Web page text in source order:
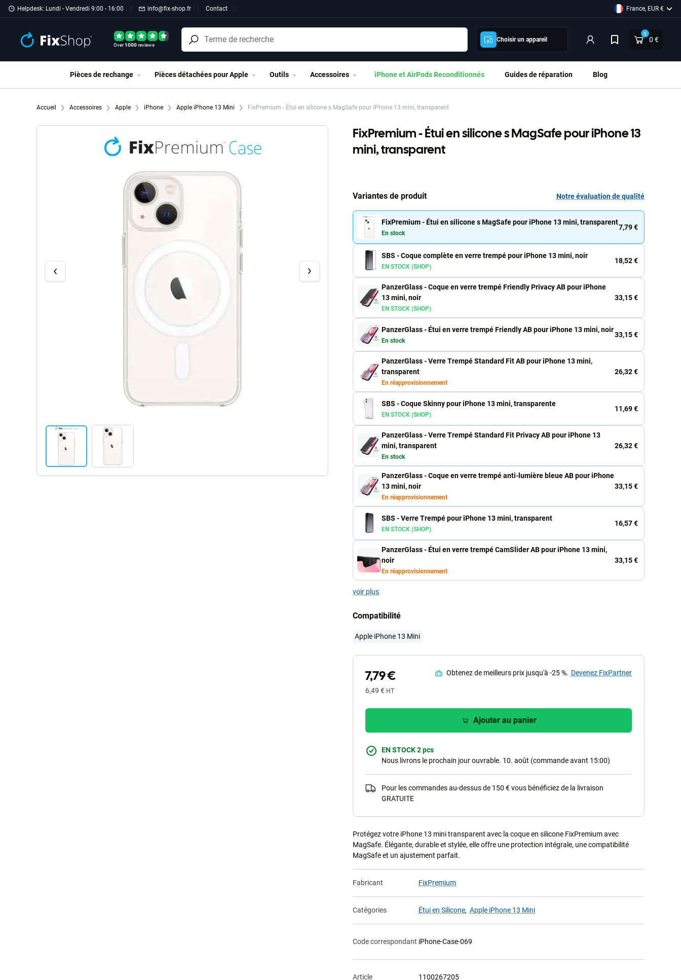
Passer au contenu principal
Helpdesk: Lundi - Vendredi 9:00 - 16:00 info@fix-shop.fr Contact France, EUR €
Over1000reviews
Choisir un appareil
0
0 €
Pièces de rechange Pièces détachées pour Apple Outils Accessoires iPhone et AirPods Reconditionnés Guides de réparation Blog
Accueil Accessoires Apple iPhone Apple iPhone 13 Mini FixPremium - Étui en silicone s MagSafe pour iPhone 13 mini, transparent
FixPremium - Étui en silicone s MagSafe pour iPhone 13
mini, transparent
Variantes de produit Notre évaluation de qualité
SBS - Coque complète en verre trempé pour iPhone 13 mini, noir
EN STOCK (SHOP)
18,52 €
PanzerGlass - Coque en verre trempé Friendly Privacy AB pour iPhone
13 mini, noir
EN STOCK (SHOP)
33,15 €
PanzerGlass - Étui en verre trempé Friendly AB pour iPhone 13 mini, noir
En stock
33,15 €
PanzerGlass - Verre Trempé Standard Fit AB pour iPhone 13 mini,
transparent
En réapprovisionnement
26,32 €
SBS - Coque Skinny pour iPhone 13 mini, transparente
EN STOCK (SHOP)
11,69 €
PanzerGlass - Verre Trempé Standard Fit Privacy AB pour iPhone 13
mini, transparent
En stock
26,32 €
PanzerGlass - Coque en verre trempé anti-lumière bleue AB pour iPhone
13 mini, noir
En réapprovisionnement
33,15 €
SBS - Verre Trempé pour iPhone 13 mini, transparent
EN STOCK (SHOP)
16,57 €
PanzerGlass - Étui en verre trempé CamSlider AB pour iPhone 13 mini,
noir
En réapprovisionnement
33,15 €
FixPremium - Étui en silicone s MagSafe pour iPhone 13 mini, transparent
En stock
7,79 €
voir plus
Compatibilité
Apple iPhone 13 Mini
7,79 €
6,49 € HT
Obtenez de meilleurs prix jusqu'à -25 %. Devenez FixPartner
Ajouter au panier
EN STOCK 2 pcs
Nous livrons le prochain jour ouvrable. 10. août (commande avant 15:00)
Pour les commandes au-dessus de 150 € vous bénéficiez de la livraison
GRATUITE
Protégez votre iPhone 13 mini transparent avec la coque en silicone FixPremium avec
MagSafe. Élégante, durable et stylée, elle offre une protection intégrale, une compatibilité
MagSafe et un ajustement parfait.
Fabricant FixPremium
Catégories Étui en Silicone, Apple iPhone 13 Mini
Code correspondant iPhone-Case-069
Article 1100267205